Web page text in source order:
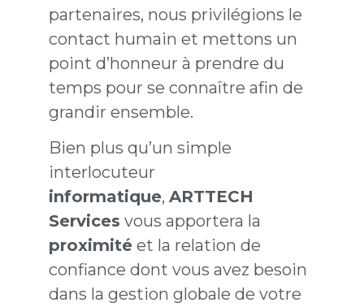
partenaires, nous privilégions le
contact humain et mettons un
point d’honneur à prendre du
temps pour se connaître afin de
grandir ensemble.
Bien plus qu’un simple
interlocuteur
informatique, ARTTECH
Services vous apportera la
proximité et la relation de
confiance dont vous avez besoin
dans la gestion globale de votre